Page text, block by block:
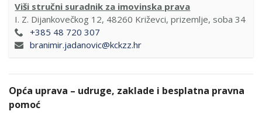
Viši stručni suradnik za imovinska prava
I. Z. Dijankovečkog 12, 48260 Križevci, prizemlje, soba 34
+385 48 720 307
branimir.jadanovic@kckzz.hr
Opća uprava – udruge, zaklade i besplatna pravna
pomoć